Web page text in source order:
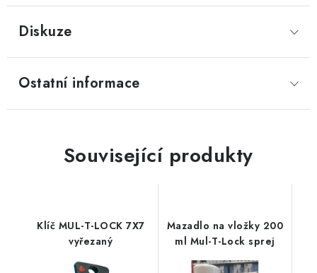
Diskuze
Ostatní informace
Související produkty
Klíč MUL-T-LOCK 7X7
vyřezaný
Mazadlo na vložky 200
ml Mul-T-Lock sprej